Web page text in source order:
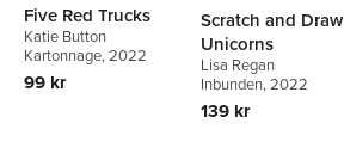
Five Red Trucks
Katie Button
Kartonnage, 2022
99 kr
Scratch and Draw
Unicorns
Lisa Regan
Inbunden, 2022
139 kr